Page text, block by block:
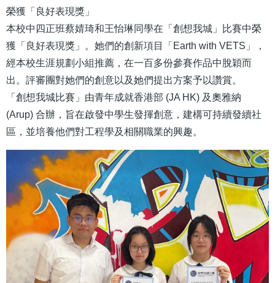
榮獲「良好表現獎」
本校中四正班蔡婧琦和王怡琳同學在「創想我城」比賽中榮
獲「良好表現獎」。她們的創新項目「Earth with VETS」，
經本校生涯規劃小組推薦，在一百多份參賽作品中脫穎而
出。評審團對她們的創意以及她們提出方案予以讚賞。
「創想我城比賽」由青年成就香港部 (JA HK) 及奧雅納
(Arup) 合辦，旨在啟發中學生發揮創意，建構可持續發續社
區，並培養他們對工程學及相關職業的興趣。